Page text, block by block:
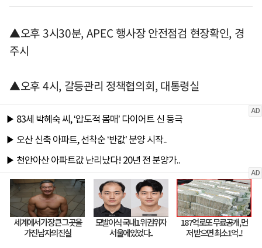
▲오후 3시30분, APEC 행사장 안전점검 현장확인, 경
주시
▲오후 4시, 갈등관리 정책협의회, 대통령실